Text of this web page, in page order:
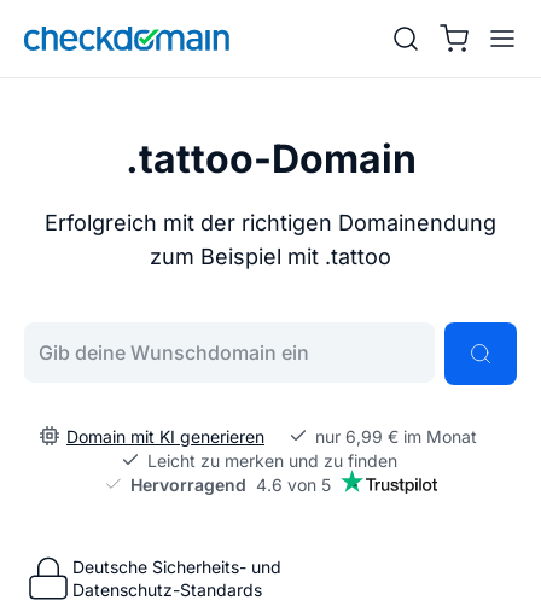
.tattoo-Domain
Erfolgreich mit der richtigen Domainendung
zum Beispiel mit .tattoo
Domain mit KI generieren
nur 6,99 € im Monat
Leicht zu merken und zu finden
Hervorragend 4.6 von 5
Deutsche Sicherheits- und
Datenschutz-Standards